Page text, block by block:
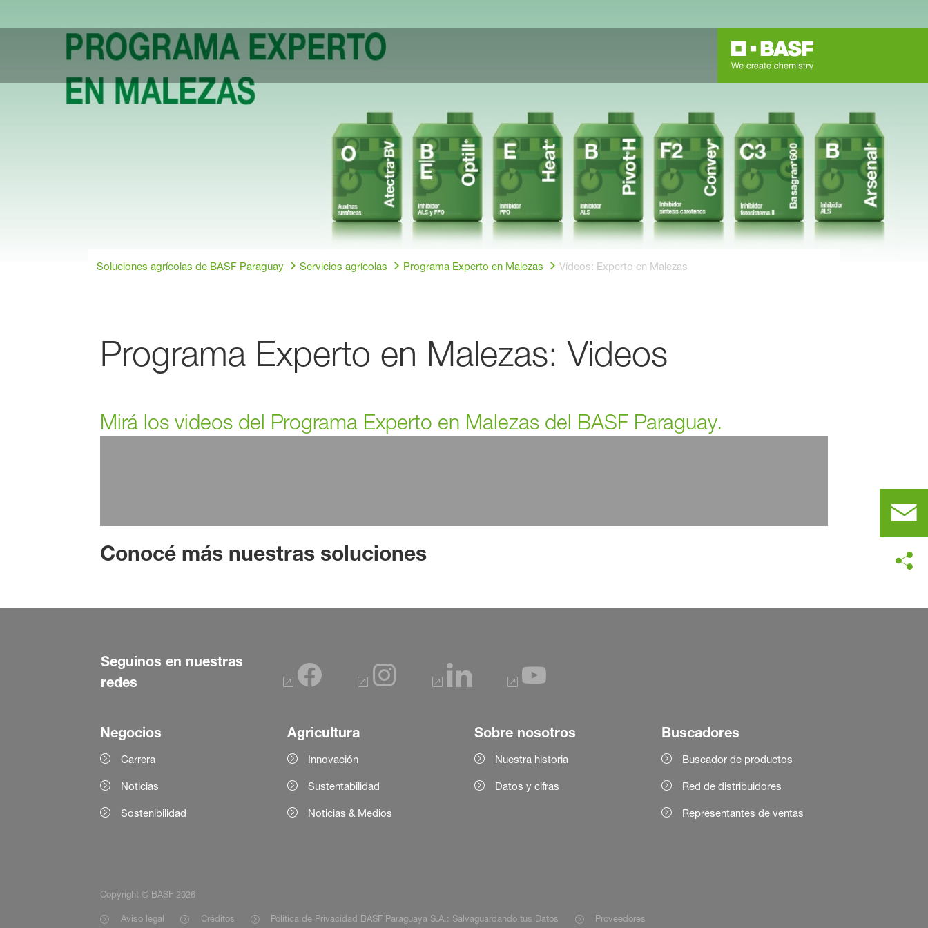
Soluciones agrícolas de BASF Paraguay Servicios agrícolas Programa Experto en Malezas Vídeos: Experto en Malezas
Programa Experto en Malezas: Videos
Mirá los videos del Programa Experto en Malezas del BASF Paraguay.
Conocé más nuestras soluciones
Seguinos en nuestras
redes
Negocios
Carrera
Noticias
Sostenibilidad
Agricultura
Innovación
Sustentabilidad
Noticias & Medios
Sobre nosotros
Nuestra historia
Datos y cifras
Buscadores
Buscador de productos
Red de distribuidores
Representantes de ventas
Copyright © BASF 2026
Aviso legal Créditos Política de Privacidad BASF Paraguaya S.A.: Salvaguardando tus Datos Proveedores